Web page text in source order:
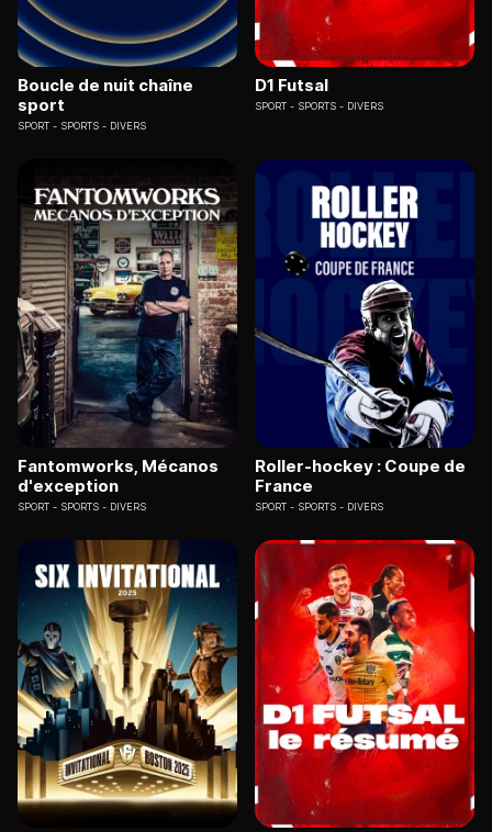
Boucle de nuit chaîne
sport
SPORT SPORTS - DIVERS
D1 Futsal
SPORT SPORTS - DIVERS
Fantomworks, Mécanos
d'exception
SPORT SPORTS - DIVERS
Roller-hockey : Coupe de
France
SPORT SPORTS - DIVERS